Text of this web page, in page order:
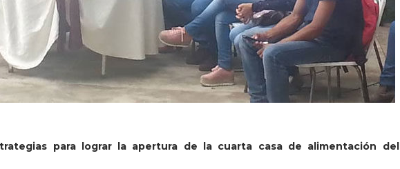
para lograr la apertura de la cuarta casa de alimentación del